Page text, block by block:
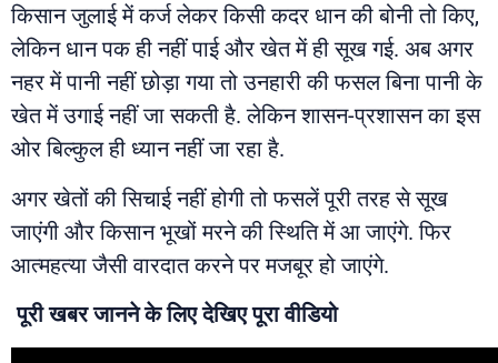
किसान जुलाई में कर्ज लेकर किसी कदर धान की बोनी तो किए,
लेकिन धान पक ही नहीं पाई और खेत में ही सूख गई. अब अगर
नहर में पानी नहीं छोड़ा गया तो उनहारी की फसल बिना पानी के
खेत में उगाई नहीं जा सकती है. लेकिन शासन-प्रशासन का इस
ओर बिल्कुल ही ध्यान नहीं जा रहा है.
अगर खेतों की सिचाई नहीं होगी तो फसलें पूरी तरह से सूख
जाएंगी और किसान भूखों मरने की स्थिति में आ जाएंगे. फिर
आत्महत्या जैसी वारदात करने पर मजबूर हो जाएंगे.
पूरी खबर जानने के लिए देखिए पूरा वीडियो